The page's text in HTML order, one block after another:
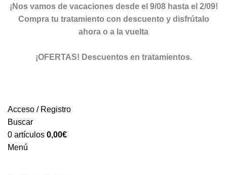
¡Nos vamos de vacaciones desde el 9/08 hasta el 2/09!
Compra tu tratamiento con descuento y disfrútalo
ahora o a la vuelta
¡OFERTAS! Descuentos en tratamientos.
Acceso / Registro
Buscar
0 artículos 0,00€
Menú